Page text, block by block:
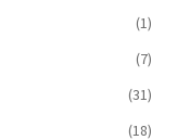
(1)
(7)
(31)
(18)